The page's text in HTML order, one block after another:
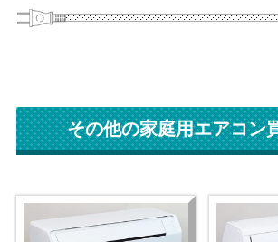
その他の家庭用エアコン